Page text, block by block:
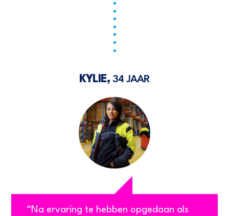
KYLIE, 34 JAAR
“Na ervaring te hebben opgedaan als